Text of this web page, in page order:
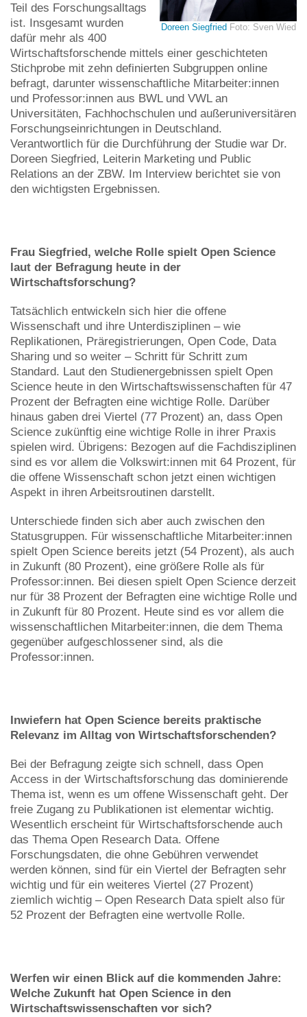
Doreen SiegfriedFoto: Sven Wied
Teil des Forschungsalltags
ist. Insgesamt wurden
dafür mehr als 400
Wirtschaftsforschende mittels einer geschichteten
Stichprobe mit zehn definierten Subgruppen online
befragt, darunter wissenschaftliche Mitarbeiter:innen
und Professor:innen aus BWL und VWL an
Universitäten, Fachhochschulen und außeruniversitären
Forschungseinrichtungen in Deutschland.
Verantwortlich für die Durchführung der Studie war Dr.
Doreen Siegfried, Leiterin Marketing und Public
Relations an der ZBW. Im Interview berichtet sie von
den wichtigsten Ergebnissen.
Frau Siegfried, welche Rolle spielt Open Science
laut der Befragung heute in der
Wirtschaftsforschung?
Tatsächlich entwickeln sich hier die offene
Wissenschaft und ihre Unterdisziplinen – wie
Replikationen, Präregistrierungen, Open Code, Data
Sharing und so weiter – Schritt für Schritt zum
Standard. Laut den Studienergebnissen spielt Open
Science heute in den Wirtschaftswissenschaften für 47
Prozent der Befragten eine wichtige Rolle. Darüber
hinaus gaben drei Viertel (77 Prozent) an, dass Open
Science zukünftig eine wichtige Rolle in ihrer Praxis
spielen wird. Übrigens: Bezogen auf die Fachdisziplinen
sind es vor allem die Volkswirt:innen mit 64 Prozent, für
die offene Wissenschaft schon jetzt einen wichtigen
Aspekt in ihren Arbeitsroutinen darstellt.
Unterschiede finden sich aber auch zwischen den
Statusgruppen. Für wissenschaftliche Mitarbeiter:innen
spielt Open Science bereits jetzt (54 Prozent), als auch
in Zukunft (80 Prozent), eine größere Rolle als für
Professor:innen. Bei diesen spielt Open Science derzeit
nur für 38 Prozent der Befragten eine wichtige Rolle und
in Zukunft für 80 Prozent. Heute sind es vor allem die
wissenschaftlichen Mitarbeiter:innen, die dem Thema
gegenüber aufgeschlossener sind, als die
Professor:innen.
Inwiefern hat Open Science bereits praktische
Relevanz im Alltag von Wirtschaftsforschenden?
Bei der Befragung zeigte sich schnell, dass Open
Access in der Wirtschaftsforschung das dominierende
Thema ist, wenn es um offene Wissenschaft geht. Der
freie Zugang zu Publikationen ist elementar wichtig.
Wesentlich erscheint für Wirtschaftsforschende auch
das Thema Open Research Data. Offene
Forschungsdaten, die ohne Gebühren verwendet
werden können, sind für ein Viertel der Befragten sehr
wichtig und für ein weiteres Viertel (27 Prozent)
ziemlich wichtig – Open Research Data spielt also für
52 Prozent der Befragten eine wertvolle Rolle.
Werfen wir einen Blick auf die kommenden Jahre:
Welche Zukunft hat Open Science in den
Wirtschaftswissenschaften vor sich?